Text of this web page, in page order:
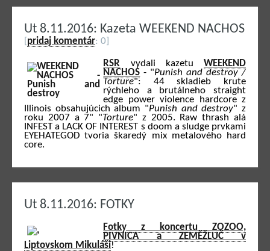
Ut 8.11.2016: Kazeta WEEKEND NACHOS
pridaj komentár: 0]
RSR vydali kazetu WEEKEND
NACHOS - "Punish and destroy /
Torture": 44 skladieb krute
rýchleho a brutálneho straight
edge power violence hardcore z
Illinois obsahujúcich album "Punish and destroy" z
roku 2007 a 7" "Torture" z 2005. Raw thrash alá
INFEST a LACK OF INTEREST s doom a sludge prvkami
EYEHATEGOD tvoria škaredý mix metalového hard
core.
Ut 8.11.2016: FOTKY
Fotky z koncertu ZOZOO,
PIVNICA a ZEMĚŽLUČ v
Liptovskom Mikuláši!